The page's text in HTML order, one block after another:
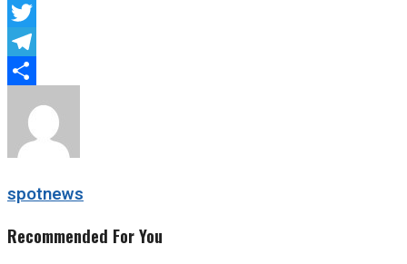
Facebook
Twitter
Telegram
Share
spotnews
Recommended For You